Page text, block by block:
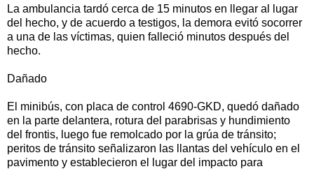
La ambulancia tardó cerca de 15 minutos en llegar al lugar
del hecho, y de acuerdo a testigos, la demora evitó socorrer
a una de las víctimas, quien falleció minutos después del
hecho.
Dañado
El minibús, con placa de control 4690-GKD, quedó dañado
en la parte delantera, rotura del parabrisas y hundimiento
del frontis, luego fue remolcado por la grúa de tránsito;
peritos de tránsito señalizaron las llantas del vehículo en el
pavimento y establecieron el lugar del impacto para